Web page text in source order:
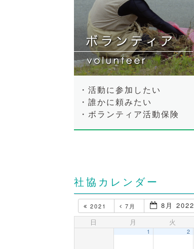
・活動に参加したい
・誰かに頼みたい
・ボランティア活動保険
社協カレンダー
2021 7月 8月 2022
日 月 火
1 2